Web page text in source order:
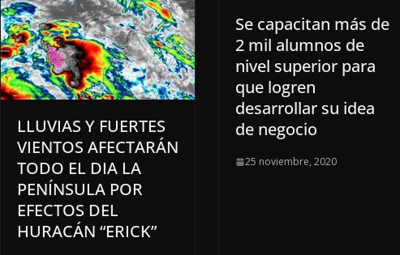
LLUVIAS Y FUERTES
VIENTOS AFECTARÁN
TODO EL DIA LA
PENÍNSULA POR
EFECTOS DEL
HURACÁN “ERICK”
Se capacitan más de
2 mil alumnos de
nivel superior para
que logren
desarrollar su idea
de negocio
25 noviembre, 2020